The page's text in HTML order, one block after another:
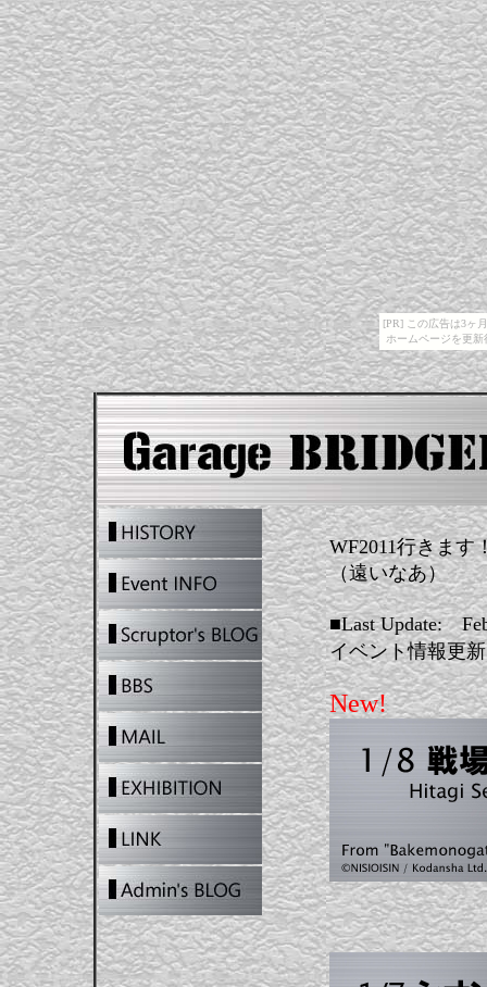
[PR] この広告は3ヶ
ホームページを更
WF2011行きます
（遠いなあ）
■Last Update:
イベント情報更新
New!